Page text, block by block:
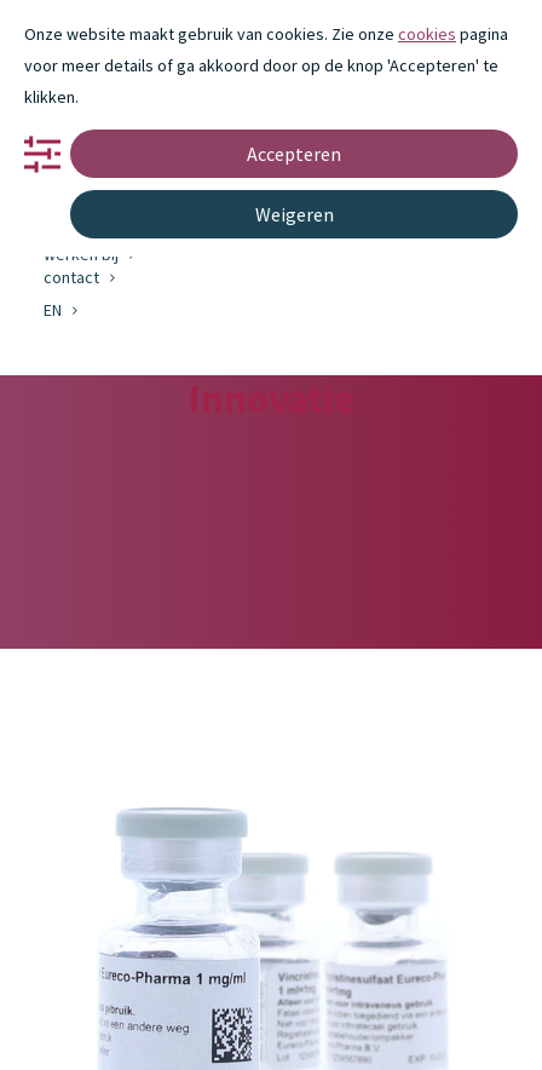
portfolio
partnerschap
innovatie
over ons
werken bij
contact
EN
Onze website maakt gebruik van cookies. Zie onze cookies pagina
voor meer details of ga akkoord door op de knop 'Accepteren' te
klikken.
Accepteren
Weigeren